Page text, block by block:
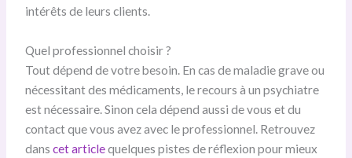
intérêts de leurs clients.
Quel professionnel choisir ?
Tout dépend de votre besoin. En cas de maladie grave ou
nécessitant des médicaments, le recours à un psychiatre
est nécessaire. Sinon cela dépend aussi de vous et du
contact que vous avez avec le professionnel. Retrouvez
danscet articlequelques pistes de réflexion pour mieux